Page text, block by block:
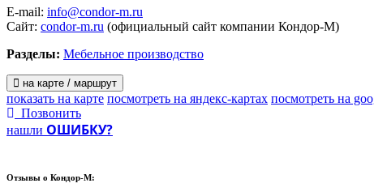
E-mail: info@condor-m.ru
Сайт: condor-m.ru (официальный сайт компании Кондор-М)
Разделы: Мебельное производство
на карте / маршрут
показать на карте посмотреть на яндекс-картах посмотреть на
Позвонить
нашли ОШИБКУ?
Отзывы о Кондор-М: